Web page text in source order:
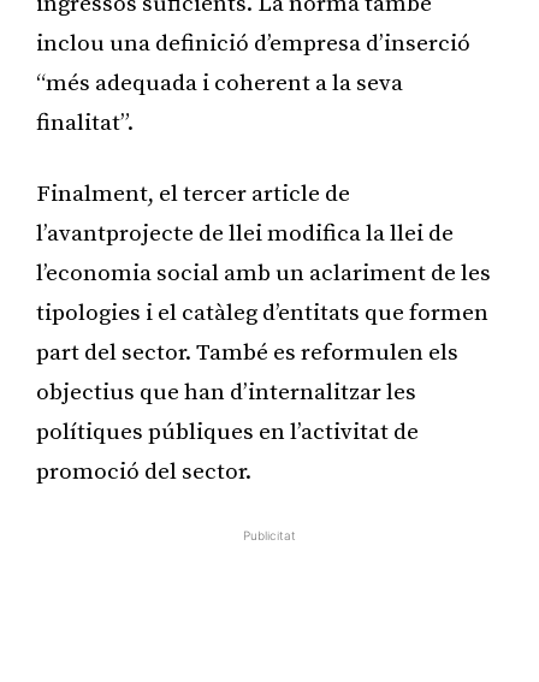
inclou una definició d’empresa d’inserció
“més adequada i coherent a la seva
finalitat”.
Finalment, el tercer article de
l’avantprojecte de llei modifica la llei de
l’economia social amb un aclariment de les
tipologies i el catàleg d’entitats que formen
part del sector. També es reformulen els
objectius que han d’internalitzar les
polítiques públiques en l’activitat de
promoció del sector.
Publicitat